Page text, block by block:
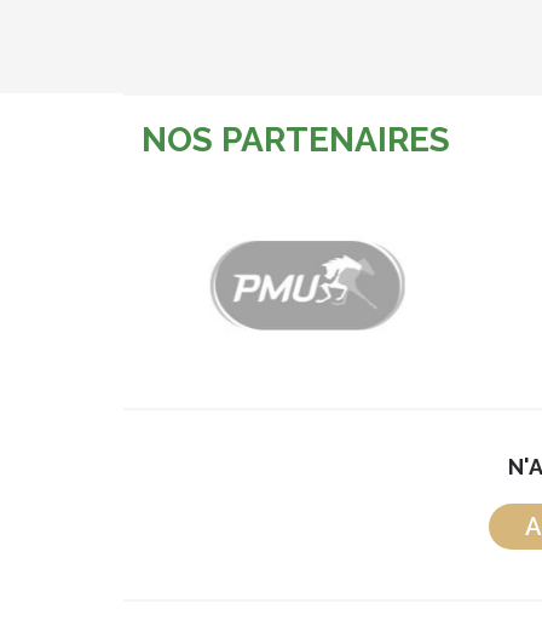
NOS PARTENAIRES